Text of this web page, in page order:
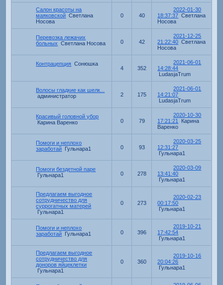
Салон красоты на
маяковской Светлана
Носова
0 40
2022-01-30
18:37:37 Светлана
Носова
Перевозка лежачих
больных
Светлана Носова 0 42
2021-12-25
21:22:40 Светлана
Носова
Контрацепция Сонюшка
4 352
2021-06-01
14:28:44
LudasjaTrum
Волосы гладкие как шелк...
администратор
2 175
2021-06-01
14:21:07
LudasjaTrum
Красивый головной убор
Карина Варенко
0 79
2020-10-30
17:21:21
Карина
Варенко
Помоги и неплохо
заработай Гульнара1 0 93
2020-03-25
12:31:27
Гульнара1
Помоги бездетной паре
Гульнара1
0 278
2020-03-09
13:41:40
Гульнара1
Предлагаем выгодное
сотрудничество для
суррогатных матерей
Гульнара1
0 273
2020-02-23
00:17:50
Гульнара1
Помоги и неплохо
заработай Гульнара1 0 396
2019-10-21
17:42:54
Гульнара1
Предлагаем выгодное
сотрудничество для
доноров яйцеклетки
Гульнара1
0 360
2019-10-16
20:04:26
Гульнара1